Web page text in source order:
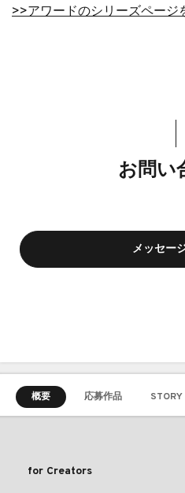
>>アワードのシリーズページ
お問い
メッセー
概要 応募作品 STORY
for Creators